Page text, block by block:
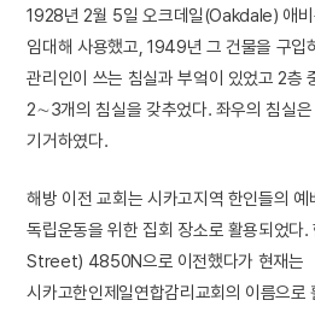
1928년 2월 5일 오크데일(Oakdale) 애
임대해 사용했고, 1949년 그 건물을 구입
관리인이 쓰는 침실과 부엌이 있었고 2층
2∼3개의 침실을 갖추었다. 좌우의 침실은
기거하였다.
해방 이전 교회는 시카고지역 한인들의
독립운동을 위한 집회 장소로 활용되었
Street) 4850N으로 이전했다가 현재는
시카고한인제일연합감리교회의 이름으